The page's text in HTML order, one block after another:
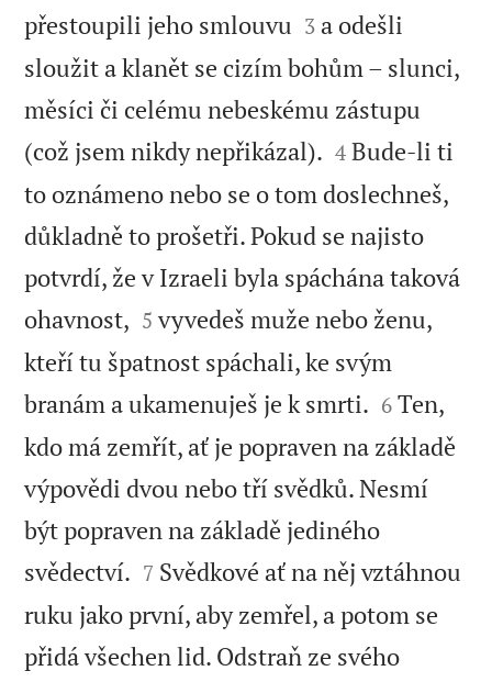
přestoupili jeho smlouvu 

3 a odešli
sloužit a klanět se cizím bohům – slunci,
měsíci či celému nebeskému zástupu
(což jsem nikdy nepřikázal). 

4 Bude-li ti
to oznámeno nebo se o tom doslechneš,
důkladně to prošetři. Pokud se najisto
potvrdí, že v Izraeli byla spáchána taková
ohavnost, 

5 vyvedeš muže nebo ženu,
kteří tu špatnost spáchali, ke svým
branám a ukamenuješ je k smrti. 

6 Ten,
kdo má zemřít, ať je popraven na základě
výpovědi dvou nebo tří svědků. Nesmí
být popraven na základě jediného
svědectví. 

7 Svědkové ať na něj vztáhnou
ruku jako první, aby zemřel, a potom se
přidá všechen lid. Odstraň ze svého